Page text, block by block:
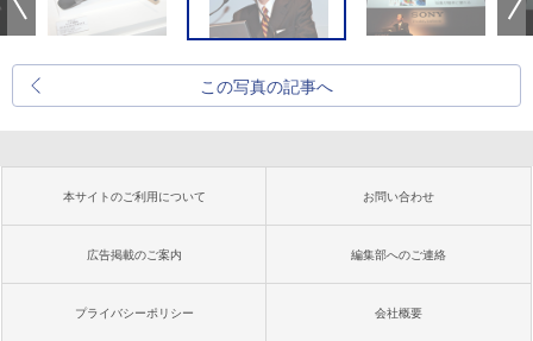
この写真の記事へ
本サイトのご利用について お問い合わせ
広告掲載のご案内 編集部へのご連絡
プライバシーポリシー 会社概要